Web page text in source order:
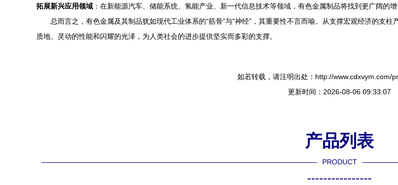
拓展新兴应用领域 ：在新能源汽车、储能系统、氢能产业、新一代信息技术等领域，有色金属制品将找到更广阔的增
总而言之，有色金属及其制品犹如现代工业体系的“筋骨”与“神经”，其重要性不言而喻。从支撑宏观经济的支
质地、灵动的性能和闪耀的光泽，为人类社会的进步提供坚实而多彩的支撑。
如若转载，请注明出处：http://www.cdxvym.com/
更新时间：2026-08-06 09:33:07
产品列表
PRODUCT
----------------